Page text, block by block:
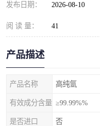
发布日期： 2026-08-10
阅 读 量： 41
产品描述
产品名称 高纯氩
有效成分含量 ≥99.99%%
是否进口 否